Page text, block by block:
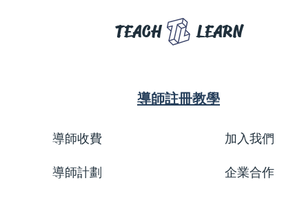
TEACH LEARN
導師註冊教學
導師收費
導師計劃
加入我們
企業合作